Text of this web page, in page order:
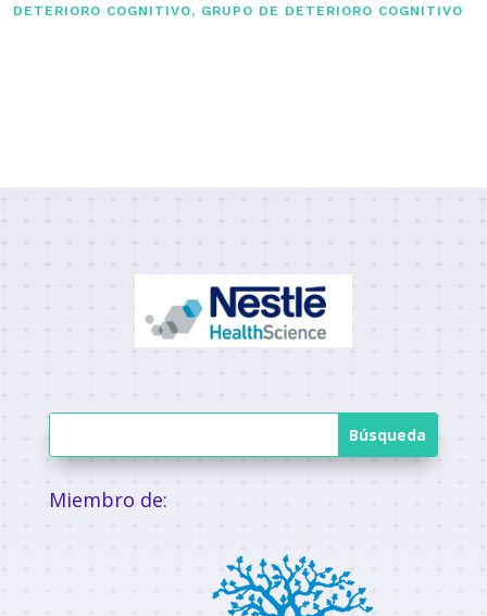
DETERIORO COGNITIVO, GRUPO DE DETERIORO COGNITIVO
Miembro de: